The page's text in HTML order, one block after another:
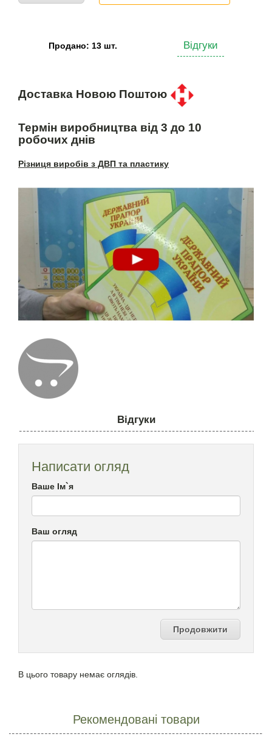
Продано: 13 шт. Відгуки
Доставка Новою Поштою
Термін виробництва від 3 до 10
робочих днів
Різниця виробів з ДВП та пластику
Відгуки
Написати огляд
Ваше Ім`я
Ваш огляд
Продовжити
В цього товару немає оглядів.
Рекомендовані товари